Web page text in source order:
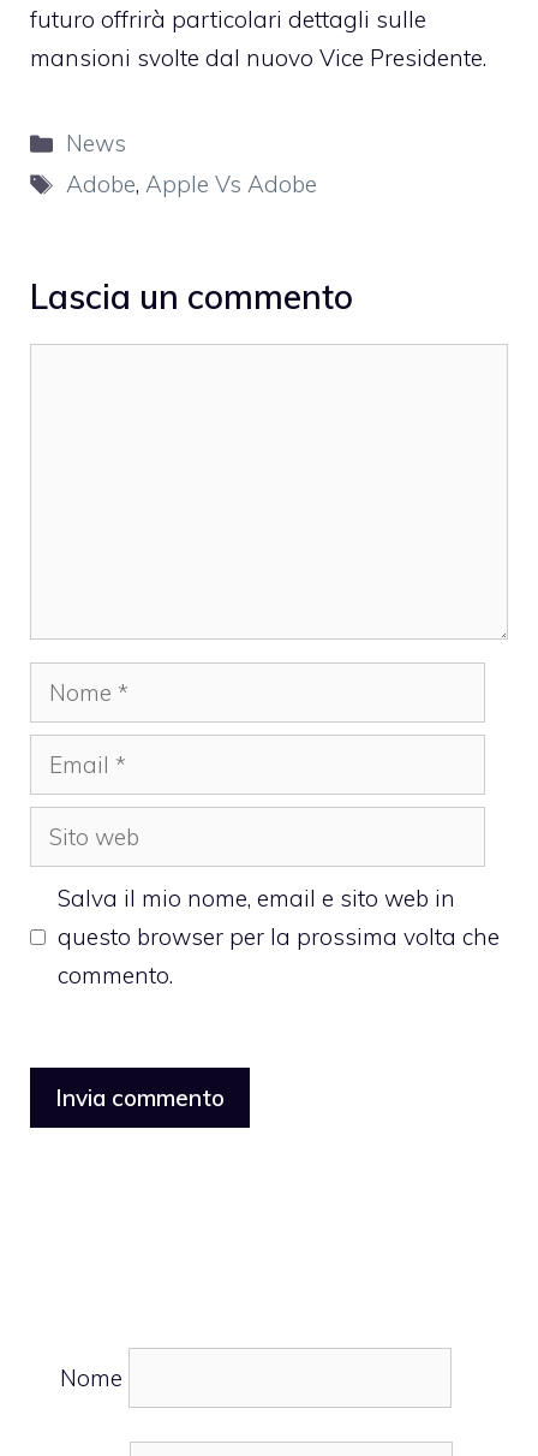
futuro offrirà particolari dettagli sulle
mansioni svolte dal nuovo Vice Presidente.
Categorie
News
Tag
Adobe,Apple Vs Adobe
Lascia un commento
Nome
Email
Sito
web
Salva il mio nome, email e sito web in
questo browser per la prossima volta che
commento.
Nome